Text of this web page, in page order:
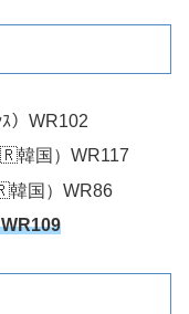
）WR102
韓国）WR117
韓国）WR86
109